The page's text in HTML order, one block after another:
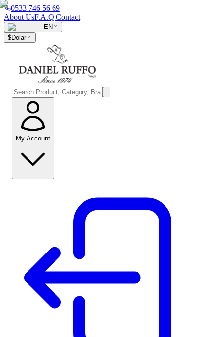
0533 746 56 69
About UsF.A.Q.Contact
EN
$Dolar
My Account